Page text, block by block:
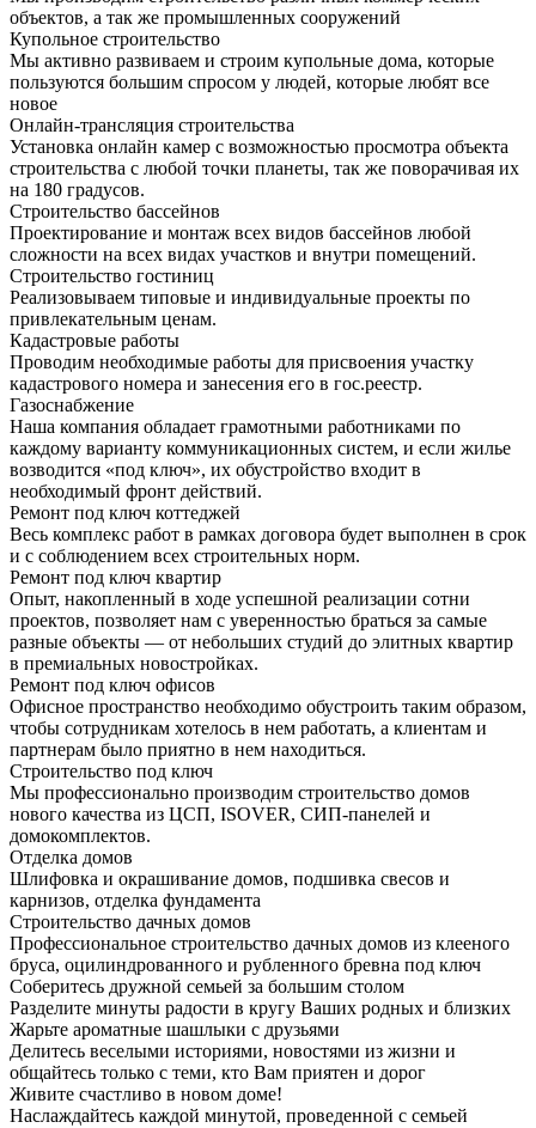
объектов, а так же промышленных сооружений
Купольное строительство
Мы активно развиваем и строим купольные дома, которые
пользуются большим спросом у людей, которые любят все
новое
Онлайн-трансляция строительства
Установка онлайн камер с возможностью просмотра объекта
строительства с любой точки планеты, так же поворачивая их
на 180 градусов.
Строительство бассейнов
Проектирование и монтаж всех видов бассейнов любой
сложности на всех видах участков и внутри помещений.
Строительство гостиниц
Реализовываем типовые и индивидуальные проекты по
привлекательным ценам.
Кадастровые работы
Проводим необходимые работы для присвоения участку
кадастрового номера и занесения его в гос.реестр.
Газоснабжение
Наша компания обладает грамотными работниками по
каждому варианту коммуникационных систем, и если жилье
возводится «под ключ», их обустройство входит в
необходимый фронт действий.
Ремонт под ключ коттеджей
Весь комплекс работ в рамках договора будет выполнен в срок
и с соблюдением всех строительных норм.
Ремонт под ключ квартир
Опыт, накопленный в ходе успешной реализации сотни
проектов, позволяет нам с уверенностью браться за самые
разные объекты — от небольших студий до элитных квартир
в премиальных новостройках.
Ремонт под ключ офисов
Офисное пространство необходимо обустроить таким образом,
чтобы сотрудникам хотелось в нем работать, а клиентам и
партнерам было приятно в нем находиться.
Строительство под ключ
Мы профессионально производим строительство домов
нового качества из ЦСП, ISOVER, СИП-панелей и
домокомплектов.
Отделка домов
Шлифовка и окрашивание домов, подшивка свесов и
карнизов, отделка фундамента
Строительство дачных домов
Профессиональное строительство дачных домов из клееного
бруса, оцилиндрованного и рубленного бревна под ключ
Соберитесь дружной семьей за большим столом
Разделите минуты радости в кругу Ваших родных и близких
Жарьте ароматные шашлыки с друзьями
Делитесь веселыми историями, новостями из жизни и
общайтесь только с теми, кто Вам приятен и дорог
Живите счастливо в новом доме!
Наслаждайтесь каждой минутой, проведенной с семьей